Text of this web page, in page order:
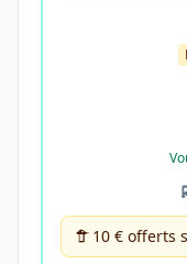
10 € offerts